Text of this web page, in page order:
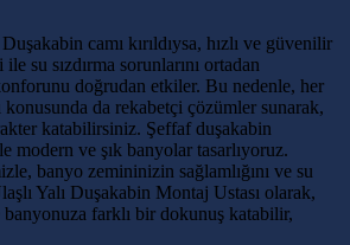
camı kırıldıysa, hızlı ve güvenilir
su sızdırma sorunlarını ortadan
doğrudan etkiler. Bu nedenle, her
da rekabetçi çözümler sunarak,
katabilirsiniz. Şeffaf duşakabin
modern ve şık banyolar tasarlıyoruz.
banyo zemininizin sağlamlığını ve su
Yalı Duşakabin Montaj Ustası olarak,
farklı bir dokunuş katabilir,